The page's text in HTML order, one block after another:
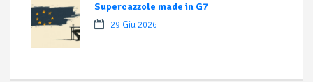
Supercazzole made in G7
29 Giu 2026